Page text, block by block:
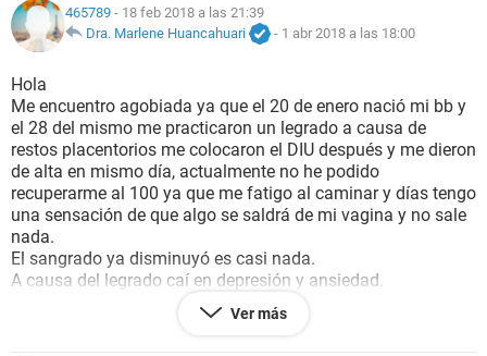
NUTRICIÓN
BIENESTAR
SEXUALIDAD
GLOSARIO
465789 - 18 feb 2018 a las 21:39
Dra. Marlene Huancahuari
- 1 abr 2018 a las 18:00
Hola
Me encuentro agobiada ya que el 20 de enero nació mi bb y
el 28 del mismo me practicaron un legrado a causa de
restos placentorios me colocaron el DIU después y me dieron
de alta en mismo día, actualmente no he podido
recuperarme al 100 ya que me fatigo al caminar y días tengo
una sensación de que algo se saldrá de mi vagina y no sale
nada.
El sangrado ya disminuyó es casi nada.
A causa del legrado caí en depresión y ansiedad.
Me gustaría obtener ayuda de porque puede que al día de
hoy ya con un mes después del parto aún sigo con esas
Ver más